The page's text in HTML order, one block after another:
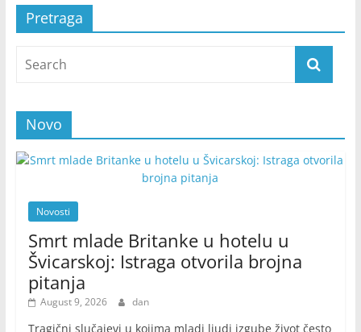
Pretraga
Novo
Novosti
Smrt mlade Britanke u hotelu u
Švicarskoj: Istraga otvorila brojna
pitanja
August 9, 2026 dan
Tragični slučajevi u kojima mladi ljudi izgube život često